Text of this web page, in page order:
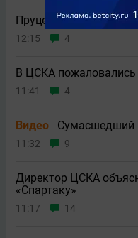
Пруцев начал карьеру
12:15 4
В ЦСКА пожаловались
11:41 4
Видео Сумасшедший
11:32 9
Директор ЦСКА
«Спартаку»
11:17 14